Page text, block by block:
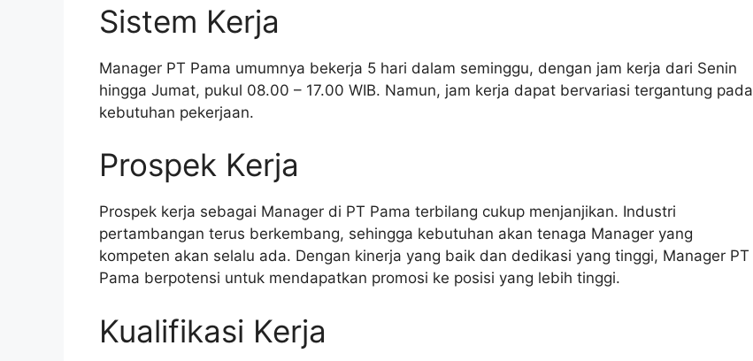
Sistem Kerja
Manager PT Pama umumnya bekerja 5 hari dalam seminggu, dengan jam kerja dari Senin
hingga Jumat, pukul 08.00 – 17.00 WIB. Namun, jam kerja dapat bervariasi tergantung pada
kebutuhan pekerjaan.
Prospek Kerja
Prospek kerja sebagai Manager di PT Pama terbilang cukup menjanjikan. Industri
pertambangan terus berkembang, sehingga kebutuhan akan tenaga Manager yang
kompeten akan selalu ada. Dengan kinerja yang baik dan dedikasi yang tinggi, Manager PT
Pama berpotensi untuk mendapatkan promosi ke posisi yang lebih tinggi.
Kualifikasi Kerja